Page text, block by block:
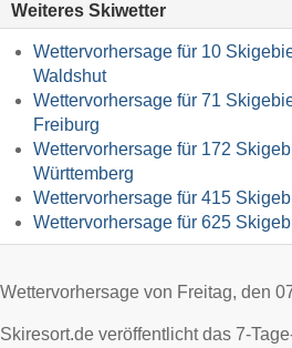
Weiteres Skiwetter
Wettervorhersage für 10
Waldshut
Wettervorhersage für 71
Freiburg
Wettervorhersage für 172
Württemberg
Wettervorhersage für 415
Wettervorhersage für 625
Wettervorhersage von Freitag, den
Skiresort.de veröffentlicht das 7-